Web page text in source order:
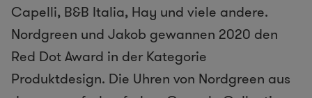
Capelli, B&B Italia, Hay und viele andere.
Nordgreen und Jakob gewannen 2020 den
Red Dot Award in der Kategorie
Produktdesign. Die Uhren von Nordgreen aus